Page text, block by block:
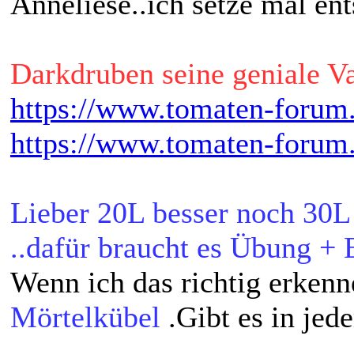
Darkdruben seine geniale
https://www.tomaten-
https://www.tomaten-
Lieber 20L besser noch
..dafür braucht es Übung +
Wenn ich das richtig
Mörtelkübel .Gibt es in